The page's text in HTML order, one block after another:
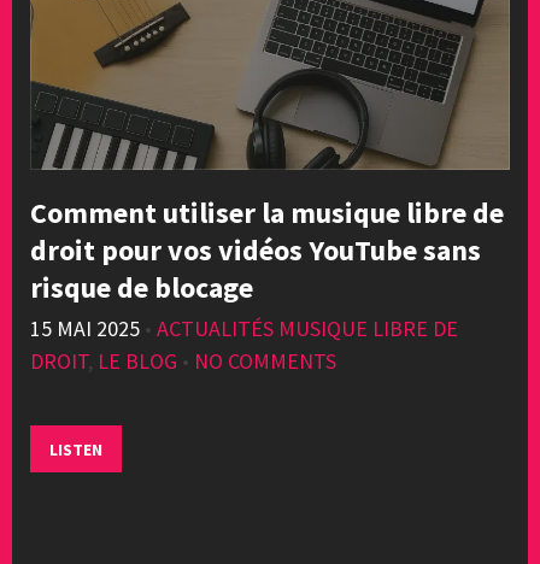
Comment utiliser la musique libre de
droit pour vos vidéos YouTube sans
risque de blocage
15 MAI 2025 • ACTUALITÉS MUSIQUE LIBRE DE
DROIT, LE BLOG • NO COMMENTS
LISTEN